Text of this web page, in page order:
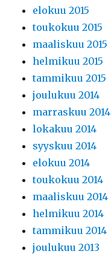
elokuu 2015
toukokuu 2015
maaliskuu 2015
helmikuu 2015
tammikuu 2015
joulukuu 2014
marraskuu 2014
lokakuu 2014
syyskuu 2014
elokuu 2014
toukokuu 2014
maaliskuu 2014
helmikuu 2014
tammikuu 2014
joulukuu 2013